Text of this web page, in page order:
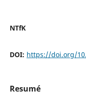
NTfK
DOI: https://doi.org/
Resumé